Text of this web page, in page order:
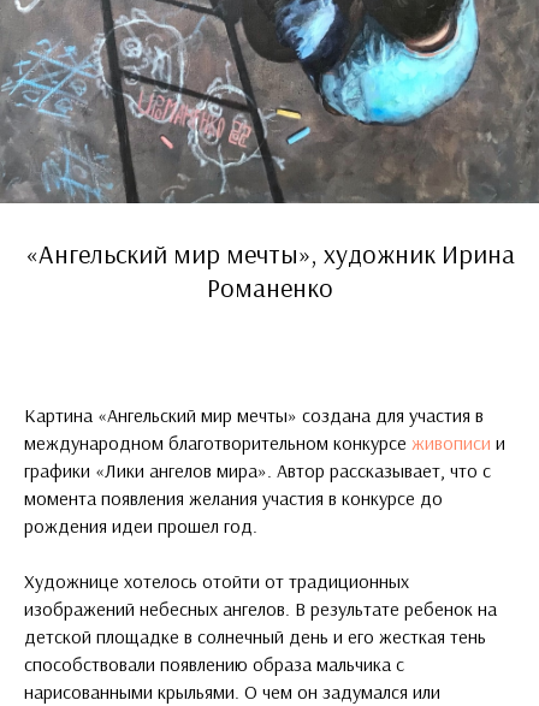
«Ангельский мир мечты», художник Ирина
Романенко
Картина «Ангельский мир мечты» создана для участия в
международном благотворительном конкурсе живописи и
графики «Лики ангелов мира». Автор рассказывает, что с
момента появления желания участия в конкурсе до
рождения идеи прошел год.
Художнице хотелось отойти от традиционных
изображений небесных ангелов. В результате ребенок на
детской площадке в солнечный день и его жесткая тень
способствовали появлению образа мальчика с
нарисованными крыльями. О чем он задумался или